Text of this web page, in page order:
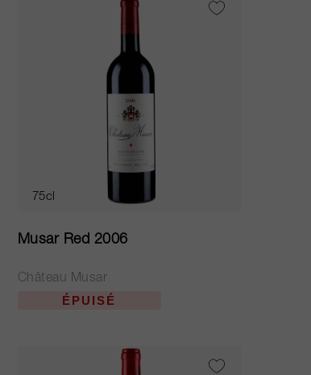
75cl
Musar Red 2006
Château Musar
ÉPUISÉ